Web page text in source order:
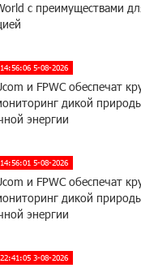
с преимуществами
14:56:06 5-08-2026
и FPWC обеспечат
дикой
энергии
14:56:01 5-08-2026
и FPWC обеспечат
дикой
энергии
22:41:05 3-08-2026